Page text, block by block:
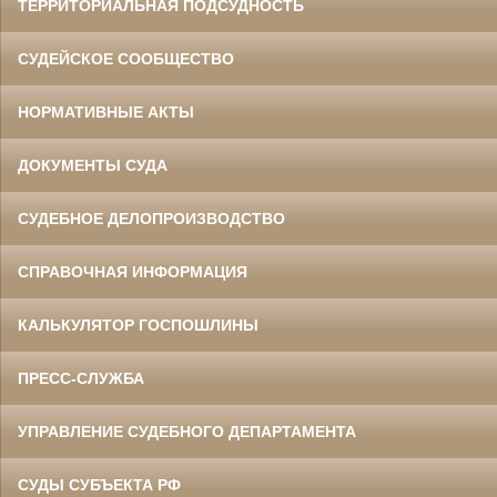
Данилов Василий Степанович
Председатель Белгородского
в период с 1960 по 1973 гг.
ТЕРРИТОРИАЛЬНАЯ ПОДСУДНОСТЬ
СУДЕЙСКОЕ СООБЩЕСТВО
НОРМАТИВНЫЕ АКТЫ
ДОКУМЕНТЫ СУДА
СУДЕБНОЕ ДЕЛОПРОИЗВОДСТВО
СПРАВОЧНАЯ ИНФОРМАЦИЯ
КАЛЬКУЛЯТОР ГОСПОШЛИНЫ
ПРЕСС-СЛУЖБА
УПРАВЛЕНИЕ СУДЕБНОГО ДЕПАРТАМЕНТА
СУДЫ СУБЪЕКТА РФ